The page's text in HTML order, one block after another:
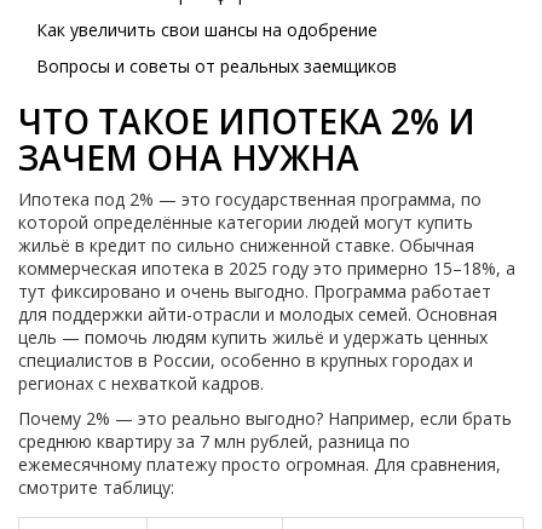
Как увеличить свои шансы на одобрение
Вопросы и советы от реальных заемщиков
ЧТО ТАКОЕ ИПОТЕКА 2% И
ЗАЧЕМ ОНА НУЖНА
Ипотека под 2% — это государственная программа, по
которой определённые категории людей могут купить
жильё в кредит по сильно сниженной ставке. Обычная
коммерческая ипотека в 2025 году это примерно 15–18%, а
тут фиксировано и очень выгодно. Программа работает
для поддержки айти-отрасли и молодых семей. Основная
цель — помочь людям купить жильё и удержать ценных
специалистов в России, особенно в крупных городах и
регионах с нехваткой кадров.
Почему 2% — это реально выгодно? Например, если брать
среднюю квартиру за 7 млн рублей, разница по
ежемесячному платежу просто огромная. Для сравнения,
смотрите таблицу: